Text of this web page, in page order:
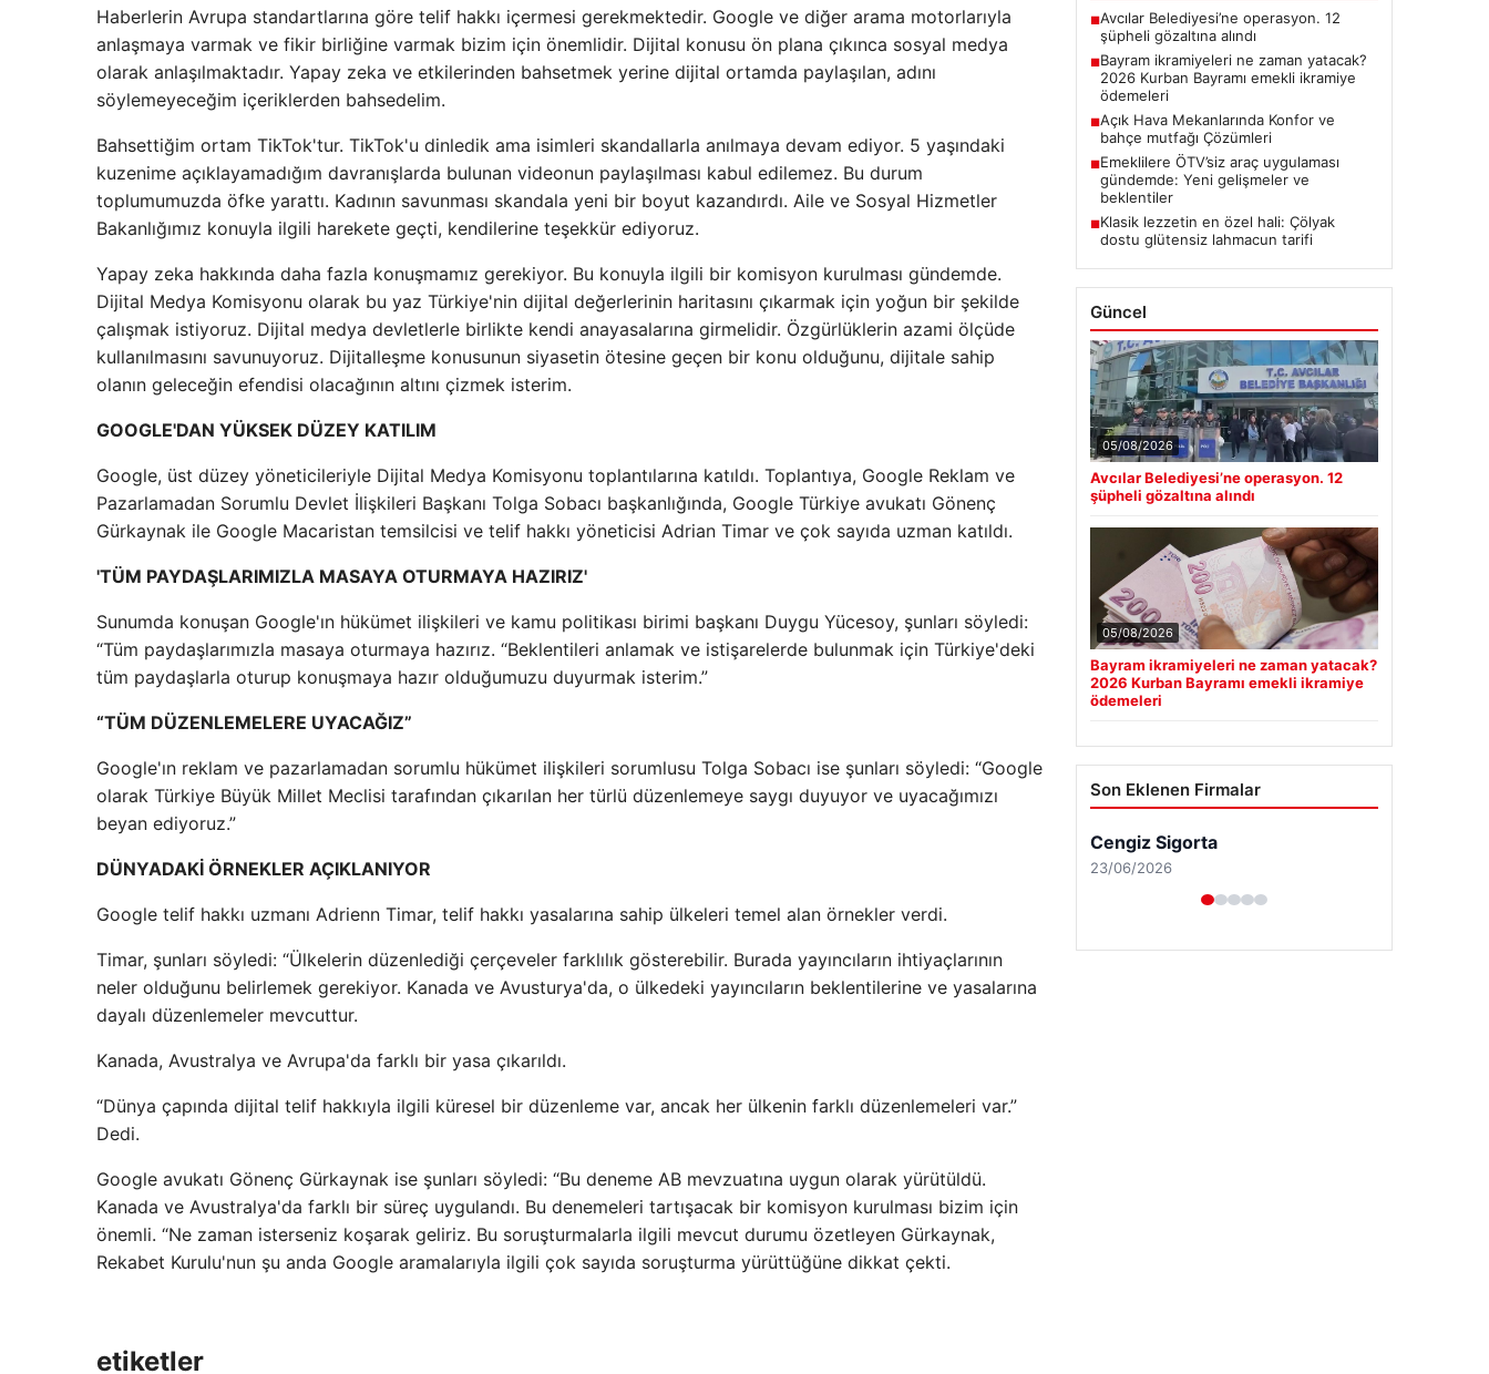
Haberlerin Avrupa standartlarına göre telif hakkı içermesi gerekmektedir. Google ve diğer arama motorlarıyla
anlaşmaya varmak ve fikir birliğine varmak bizim için önemlidir. Dijital konusu ön plana çıkınca sosyal medya
olarak anlaşılmaktadır. Yapay zeka ve etkilerinden bahsetmek yerine dijital ortamda paylaşılan, adını
söylemeyeceğim içeriklerden bahsedelim.
Bahsettiğim ortam TikTok'tur. TikTok'u dinledik ama isimleri skandallarla anılmaya devam ediyor. 5 yaşındaki
kuzenime açıklayamadığım davranışlarda bulunan videonun paylaşılması kabul edilemez. Bu durum
toplumumuzda öfke yarattı. Kadının savunması skandala yeni bir boyut kazandırdı. Aile ve Sosyal Hizmetler
Bakanlığımız konuyla ilgili harekete geçti, kendilerine teşekkür ediyoruz.
Yapay zeka hakkında daha fazla konuşmamız gerekiyor. Bu konuyla ilgili bir komisyon kurulması gündemde.
Dijital Medya Komisyonu olarak bu yaz Türkiye'nin dijital değerlerinin haritasını çıkarmak için yoğun bir şekilde
çalışmak istiyoruz. Dijital medya devletlerle birlikte kendi anayasalarına girmelidir. Özgürlüklerin azami ölçüde
kullanılmasını savunuyoruz. Dijitalleşme konusunun siyasetin ötesine geçen bir konu olduğunu, dijitale sahip
olanın geleceğin efendisi olacağının altını çizmek isterim.
GOOGLE'DAN YÜKSEK DÜZEY KATILIM
Google, üst düzey yöneticileriyle Dijital Medya Komisyonu toplantılarına katıldı. Toplantıya, Google Reklam ve
Pazarlamadan Sorumlu Devlet İlişkileri Başkanı Tolga Sobacı başkanlığında, Google Türkiye avukatı Gönenç
Gürkaynak ile Google Macaristan temsilcisi ve telif hakkı yöneticisi Adrian Timar ve çok sayıda uzman katıldı.
'TÜM PAYDAŞLARIMIZLA MASAYA OTURMAYA HAZIRIZ'
Sunumda konuşan Google'ın hükümet ilişkileri ve kamu politikası birimi başkanı Duygu Yücesoy, şunları söyledi:
“Tüm paydaşlarımızla masaya oturmaya hazırız. “Beklentileri anlamak ve istişarelerde bulunmak için Türkiye'deki
tüm paydaşlarla oturup konuşmaya hazır olduğumuzu duyurmak isterim.”
“TÜM DÜZENLEMELERE UYACAĞIZ”
Google'ın reklam ve pazarlamadan sorumlu hükümet ilişkileri sorumlusu Tolga Sobacı ise şunları söyledi: “Google
olarak Türkiye Büyük Millet Meclisi tarafından çıkarılan her türlü düzenlemeye saygı duyuyor ve uyacağımızı
beyan ediyoruz.”
DÜNYADAKİ ÖRNEKLER AÇIKLANIYOR
Google telif hakkı uzmanı Adrienn Timar, telif hakkı yasalarına sahip ülkeleri temel alan örnekler verdi.
Timar, şunları söyledi: “Ülkelerin düzenlediği çerçeveler farklılık gösterebilir. Burada yayıncıların ihtiyaçlarının
neler olduğunu belirlemek gerekiyor. Kanada ve Avusturya'da, o ülkedeki yayıncıların beklentilerine ve yasalarına
dayalı düzenlemeler mevcuttur.
Kanada, Avustralya ve Avrupa'da farklı bir yasa çıkarıldı.
“Dünya çapında dijital telif hakkıyla ilgili küresel bir düzenleme var, ancak her ülkenin farklı düzenlemeleri var.”
Dedi.
Google avukatı Gönenç Gürkaynak ise şunları söyledi: “Bu deneme AB mevzuatına uygun olarak yürütüldü.
Kanada ve Avustralya'da farklı bir süreç uygulandı. Bu denemeleri tartışacak bir komisyon kurulması bizim için
önemli. “Ne zaman isterseniz koşarak geliriz. Bu soruşturmalarla ilgili mevcut durumu özetleyen Gürkaynak,
Rekabet Kurulu'nun şu anda Google aramalarıyla ilgili çok sayıda soruşturma yürüttüğüne dikkat çekti.
etiketler
■Avcılar Belediyesi’ne operasyon. 12
şüpheli gözaltına alındı
■Bayram ikramiyeleri ne zaman yatacak?
2026 Kurban Bayramı emekli ikramiye
ödemeleri
■Açık Hava Mekanlarında Konfor ve
bahçe mutfağı Çözümleri
■Emeklilere ÖTV’siz araç uygulaması
gündemde: Yeni gelişmeler ve
beklentiler
■Klasik lezzetin en özel hali: Çölyak
dostu glütensiz lahmacun tarifi
Güncel
05/08/2026
Avcılar Belediyesi’ne operasyon. 12
şüpheli gözaltına alındı
05/08/2026
Bayram ikramiyeleri ne zaman yatacak?
2026 Kurban Bayramı emekli ikramiye
ödemeleri
Son Eklenen Firmalar